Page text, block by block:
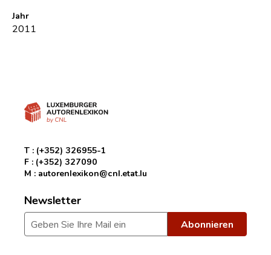
Jahr
2011
T : (+352) 326955-1
F : (+352) 327090
M : autorenlexikon@cnl.etat.lu
Newsletter